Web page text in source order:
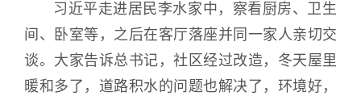
习近平走进居民李水家中，察看厨房、卫生
间、卧室等，之后在客厅落座并同一家人亲切交
谈。大家告诉总书记，社区经过改造，冬天屋里
暖和多了，道路积水的问题也解决了，环境好，